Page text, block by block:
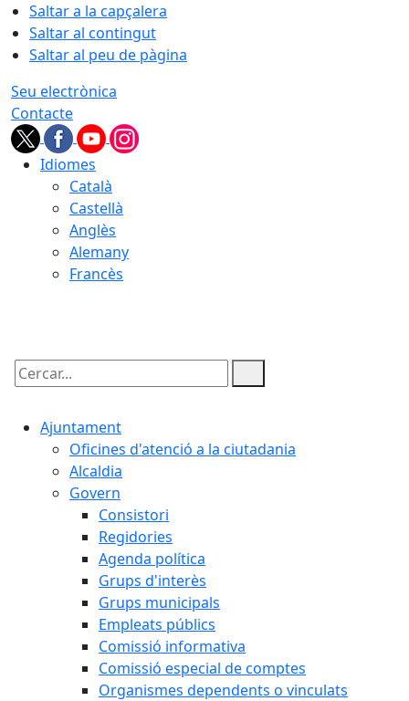
Saltar a la capçalera
Saltar al contingut
Saltar al peu de pàgina
Seu electrònica
Contacte
Idiomes
Català
Castellà
Anglès
Alemany
Francès
Cercar:
Ajuntament
Oficines d'atenció a la ciutadania
Alcaldia
Govern
Consistori
Regidories
Agenda política
Grups d'interès
Grups municipals
Empleats públics
Comissió informativa
Comissió especial de comptes
Organismes dependents o vinculats